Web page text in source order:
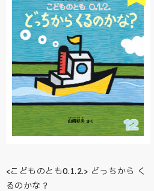
<こどものとも0.1.2.> どっちから く
るのかな？